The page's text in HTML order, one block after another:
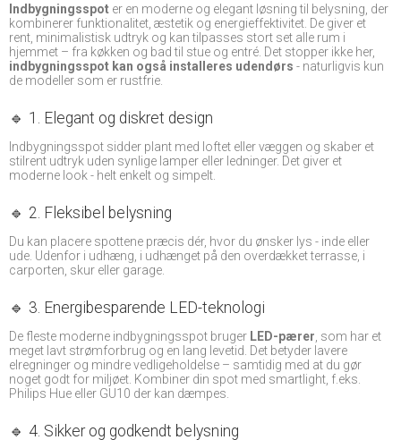
Indbygningsspot er en moderne og elegant løsning til belysning, der
kombinerer funktionalitet, æstetik og energieffektivitet. De giver et
rent, minimalistisk udtryk og kan tilpasses stort set alle rum i
hjemmet – fra køkken og bad til stue og entré. Det stopper ikke her,
indbygningsspot kan også installeres udendørs - naturligvis kun
de modeller som er rustfrie.
🔹 1. Elegant og diskret design
Indbygningsspot sidder plant med loftet eller væggen og skaber et
stilrent udtryk uden synlige lamper eller ledninger. Det giver et
moderne look - helt enkelt og simpelt.
🔹 2. Fleksibel belysning
Du kan placere spottene præcis dér, hvor du ønsker lys - inde eller
ude. Udenfor i udhæng, i udhænget på den overdækket terrasse, i
carporten, skur eller garage.
🔹 3. Energibesparende LED-teknologi
De fleste moderne indbygningsspot bruger LED-pærer , som har et
meget lavt strømforbrug og en lang levetid. Det betyder lavere
elregninger og mindre vedligeholdelse – samtidig med at du gør
noget godt for miljøet. Kombiner din spot med smartlight, f.eks.
Philips Hue eller GU10 der kan dæmpes.
🔹 4. Sikker og godkendt belysning